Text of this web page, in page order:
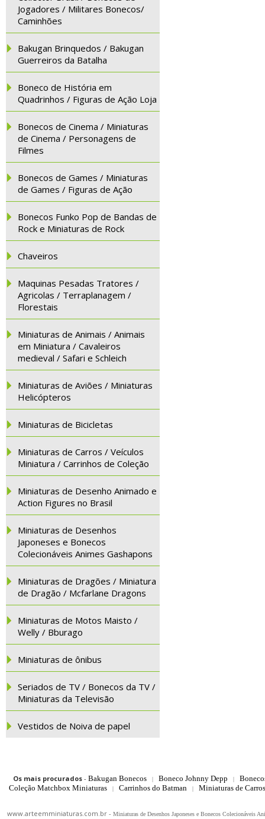
Jogadores / Militares Bonecos/
Caminhões
Bakugan Brinquedos / Bakugan
Guerreiros da Batalha
Boneco de História em
Quadrinhos / Figuras de Ação Loja
Bonecos de Cinema / Miniaturas
de Cinema / Personagens de
Filmes
Bonecos de Games / Miniaturas
de Games / Figuras de Ação
Bonecos Funko Pop de Bandas de
Rock e Miniaturas de Rock
Chaveiros
Maquinas Pesadas Tratores /
Agricolas / Terraplanagem /
Florestais
Miniaturas de Animais / Animais
em Miniatura / Cavaleiros
medieval / Safari e Schleich
Miniaturas de Aviões / Miniaturas
Helicópteros
Miniaturas de Bicicletas
Miniaturas de Carros / Veículos
Miniatura / Carrinhos de Coleção
Miniaturas de Desenho Animado e
Action Figures no Brasil
Miniaturas de Desenhos
Japoneses e Bonecos
Colecionáveis Animes Gashapons
Miniaturas de Dragões / Miniatura
de Dragão / Mcfarlane Dragons
Miniaturas de Motos Maisto /
Welly / Bburago
Miniaturas de ônibus
Seriados de TV / Bonecos da TV /
Miniaturas da Televisão
Vestidos de Noiva de papel
Os mais procurados- Bakugan Bonecos | Boneco Johnny Depp |
Coleção Matchbox Miniaturas
| Carrinhos do Batman | Miniaturas de
www.arteemminiaturas.com.br - Miniaturas de Desenhos Japoneses e Bonecos Colecionáveis